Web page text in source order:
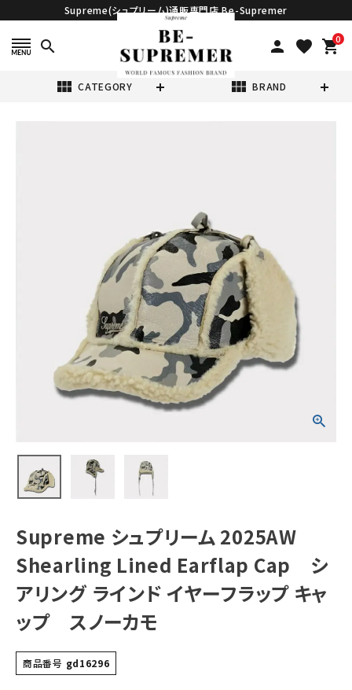
Supreme(シュプリーム)通販専門店 Be-Supremer
search person favorite 0
shopping_cart
view_module CATEGORY view_module BRAND
Cap シアリング
ラインド イヤーフ
ラップ キャップ
NEW ITEMS
Tシャツ・ロングスリーブ
パーカー・トレーナー
キャップ・ハット
ニット帽・ビーニー
バックパック・リュック
その他バッグ類
スニーカー・ブーツ
Supreme シュプリーム 2025AW
Shearling Lined Earflap Cap シ
アリング ラインド イヤーフラップ キャ
ップ スノーカモ
商品番号 gd16296